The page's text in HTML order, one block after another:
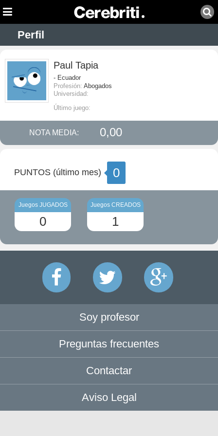
Perfil
Paul Tapia
- Ecuador
Profesión: Abogados
Universidad:
Último juego:
NOTA MEDIA: 0,00
PUNTOS (último mes) 0
Juegos JUGADOS
0
Juegos CREADOS
1
Soy profesor
Preguntas frecuentes
Contactar
Aviso Legal